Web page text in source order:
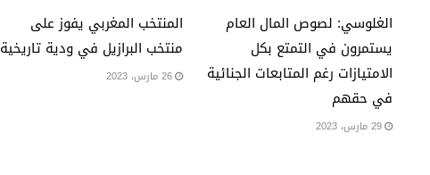
الغلوسي: لصوص المال العام
يستمرون في التمتع بكل
الامتيازات رغم المتابعات الجنائية
في حقهم
29 مارس، 2023
المنتخب المغربي يفوز على
منتخب البرازيل في ودية تاريخية
26 مارس، 2023